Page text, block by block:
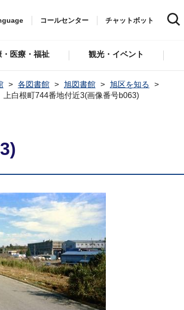
コールセンター チャットボット
・医療・福祉 観光・イベント
各図書館 旭図書館
旭区を知る
上白根町744番地付近3(画像番号b063)